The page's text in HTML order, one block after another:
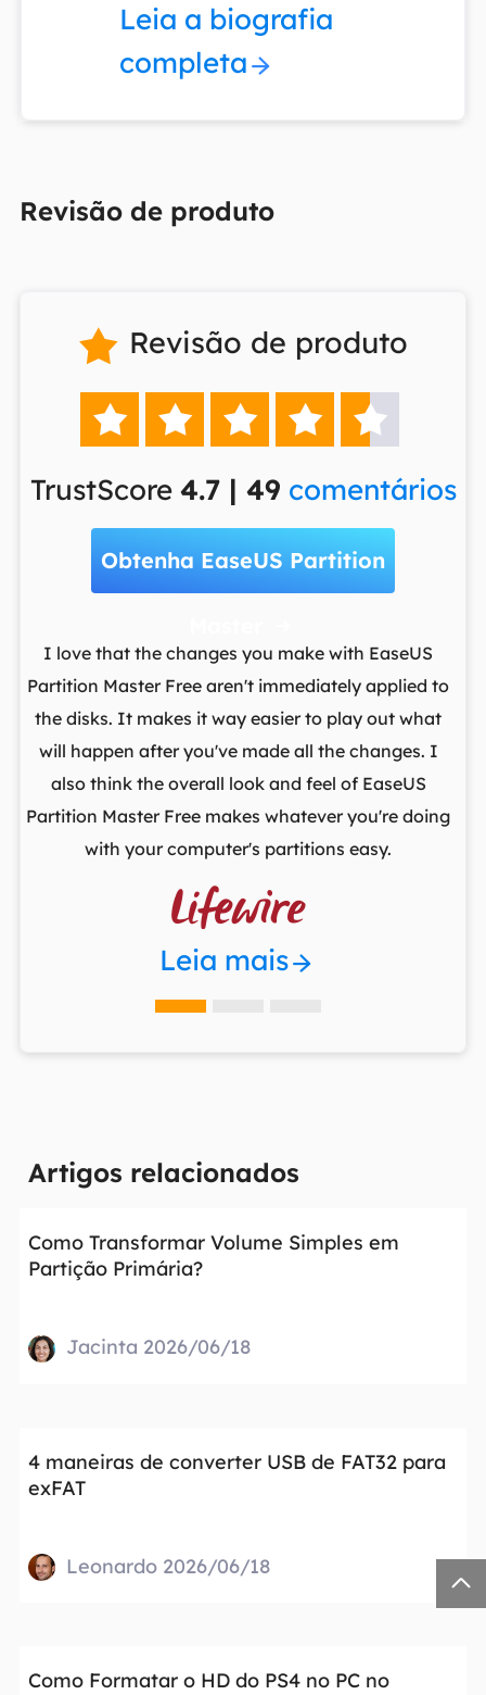
Leia a biografia
completa
Revisão de produto
 Revisão de produto
    
TrustScore 4.7 | 49 comentários
Obtenha EaseUS Partition
I love that the changes you make with EaseUS
Partition Master Free aren't immediately applied to
the disks. It makes it way easier to play out what
will happen after you've made all the changes. I
also think the overall look and feel of EaseUS
Partition Master Free makes whatever you're doing
with your computer's partitions easy.

Leia mais
Artigos relacionados
Como Transformar Volume Simples em
Partição Primária?
Jacinta 2026/06/18
4 maneiras de converter USB de FAT32 para
exFAT
Leonardo 2026/06/18
Como Formatar o HD do PS4 no PC no
